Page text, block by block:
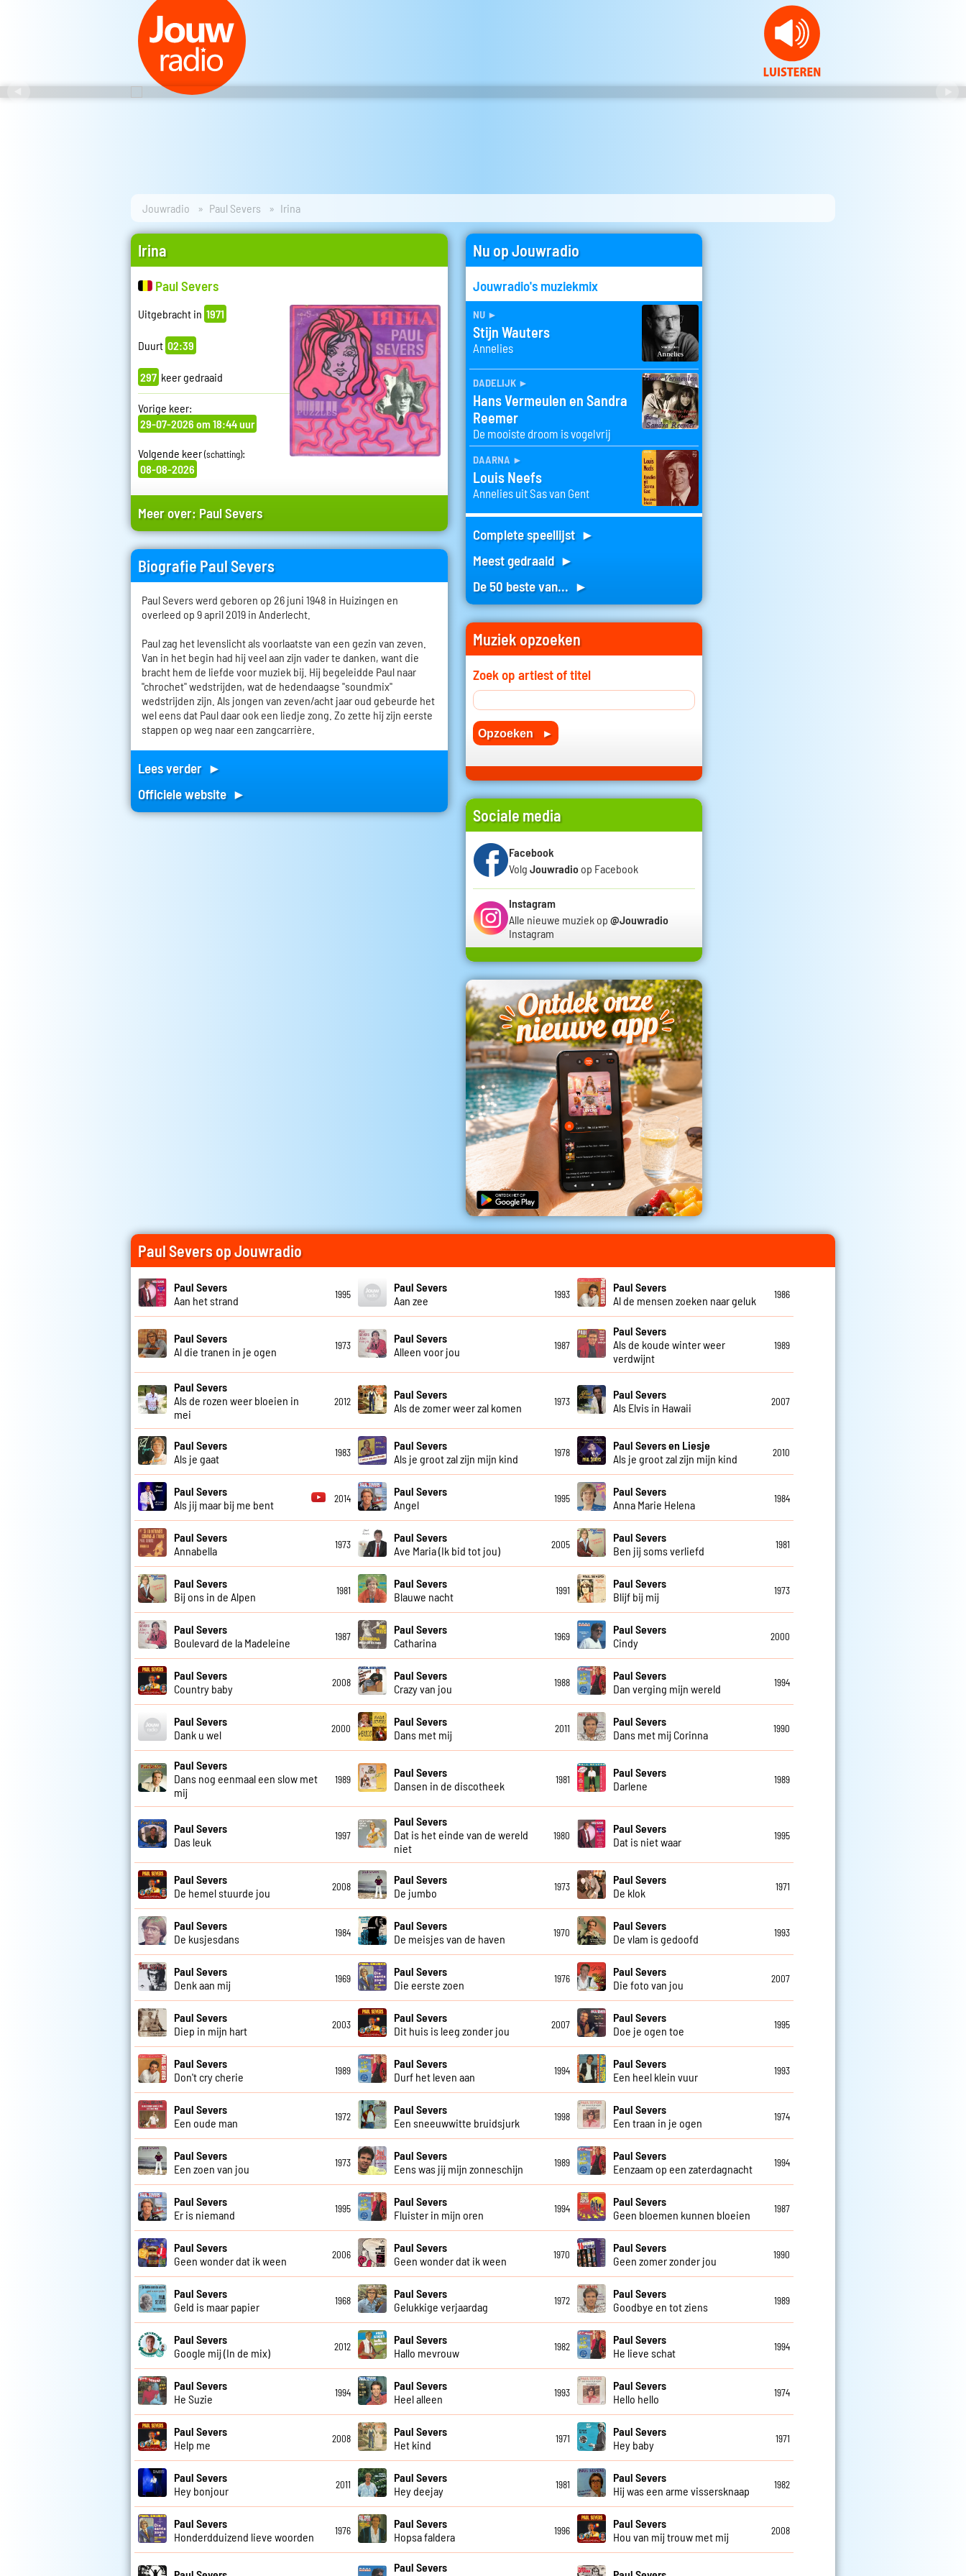
Jouwradio Paul Severs Irina
Irina
Paul Severs
Uitgebracht in 1971
Duurt 02:39
297 keer gedraaid
Vorige keer:
29-07-2026 om 18:44 uur
Volgende keer(schatting):
08-08-2026
Meer over: Paul Severs
Biografie Paul Severs
Paul Severs werd geboren op 26 juni 1948 in Huizingen en
overleed op 9 april 2019 in Anderlecht.
Paul zag het levenslicht als voorlaatste van een gezin van zeven.
Van in het begin had hij veel aan zijn vader te danken, want die
bracht hem de liefde voor muziek bij. Hij begeleidde Paul naar
"chrochet" wedstrijden, wat de hedendaagse "soundmix"
wedstrijden zijn. Als jongen van zeven/acht jaar oud gebeurde het
wel eens dat Paul daar ook een liedje zong. Zo zette hij zijn eerste
stappen op weg naar een zangcarrière.
Lees verder ►
Officiele website ►
Nu op Jouwradio
Jouwradio's muziekmix
nu ►
Stijn Wauters
Annelies
dadelijk ►
Hans Vermeulen en Sandra
Reemer
De mooiste droom is vogelvrij
daarna ►
Louis Neefs
Annelies uit Sas van Gent
Complete speellijst ►
Meest gedraaid ►
De 50 beste van... ►
Muziek opzoeken
Zoek op artiest of titel
Sociale media
Facebook
Volg Jouwradio op Facebook
Instagram
Alle nieuwe muziek op @Jouwradio
Instagram
Paul Severs op Jouwradio
Paul Severs
Aan het strand
1995
Paul Severs
Aan zee
1993
Paul Severs
Al de mensen zoeken naar geluk
1986
Paul Severs
Al die tranen in je ogen
1973
Paul Severs
Alleen voor jou
1987
Paul Severs
Als de koude winter weer
verdwijnt
1989
Paul Severs
Als de rozen weer bloeien in
mei
2012
Paul Severs
Als de zomer weer zal komen
1973
Paul Severs
Als Elvis in Hawaii
2007
Paul Severs
Als je gaat
1983
Paul Severs
Als je groot zal zijn mijn kind
1978
Paul Severs en Liesje
Als je groot zal zijn mijn kind
2010
Paul Severs
Als jij maar bij me bent
2014
Paul Severs
Angel
1995
Paul Severs
Anna Marie Helena
1984
Paul Severs
Annabella
1973
Paul Severs
Ave Maria (Ik bid tot jou)
2005
Paul Severs
Ben jij soms verliefd
1981
Paul Severs
Bij ons in de Alpen
1981
Paul Severs
Blauwe nacht
1991
Paul Severs
Blijf bij mij
1973
Paul Severs
Boulevard de la Madeleine
1987
Paul Severs
Catharina
1969
Paul Severs
Cindy
2000
Paul Severs
Country baby
2008
Paul Severs
Crazy van jou
1988
Paul Severs
Dan verging mijn wereld
1994
Paul Severs
Dank u wel
2000
Paul Severs
Dans met mij
2011
Paul Severs
Dans met mij Corinna
1990
Paul Severs
Dans nog eenmaal een slow met
mij
1989
Paul Severs
Dansen in de discotheek
1981
Paul Severs
Darlene
1989
Paul Severs
Das leuk
1997
Paul Severs
Dat is het einde van de wereld
niet
1980
Paul Severs
Dat is niet waar
1995
Paul Severs
De hemel stuurde jou
2008
Paul Severs
De jumbo
1973
Paul Severs
De klok
1971
Paul Severs
De kusjesdans
1984
Paul Severs
De meisjes van de haven
1970
Paul Severs
De vlam is gedoofd
1993
Paul Severs
Denk aan mij
1969
Paul Severs
Die eerste zoen
1976
Paul Severs
Die foto van jou
2007
Paul Severs
Diep in mijn hart
2003
Paul Severs
Dit huis is leeg zonder jou
2007
Paul Severs
Doe je ogen toe
1995
Paul Severs
Don't cry cherie
1989
Paul Severs
Durf het leven aan
1994
Paul Severs
Een heel klein vuur
1993
Paul Severs
Een oude man
1972
Paul Severs
Een sneeuwwitte bruidsjurk
1998
Paul Severs
Een traan in je ogen
1974
Paul Severs
Een zoen van jou
1973
Paul Severs
Eens was jij mijn zonneschijn
1989
Paul Severs
Eenzaam op een zaterdagnacht
1994
Paul Severs
Er is niemand
1995
Paul Severs
Fluister in mijn oren
1994
Paul Severs
Geen bloemen kunnen bloeien
1987
Paul Severs
Geen wonder dat ik ween
2006
Paul Severs
Geen wonder dat ik ween
1970
Paul Severs
Geen zomer zonder jou
1990
Paul Severs
Geld is maar papier
1968
Paul Severs
Gelukkige verjaardag
1972
Paul Severs
Goodbye en tot ziens
1989
Paul Severs
Google mij (In de mix)
2012
Paul Severs
Hallo mevrouw
1982
Paul Severs
He lieve schat
1994
Paul Severs
He Suzie
1994
Paul Severs
Heel alleen
1993
Paul Severs
Hello hello
1974
Paul Severs
Help me
2008
Paul Severs
Het kind
1971
Paul Severs
Hey baby
1971
Paul Severs
Hey bonjour
2011
Paul Severs
Hey deejay
1981
Paul Severs
Hij was een arme vissersknaap
1982
Paul Severs
Honderdduizend lieve woorden
1976
Paul Severs
Hopsa faldera
1996
Paul Severs
Hou van mij trouw met mij
2008
Paul Severs